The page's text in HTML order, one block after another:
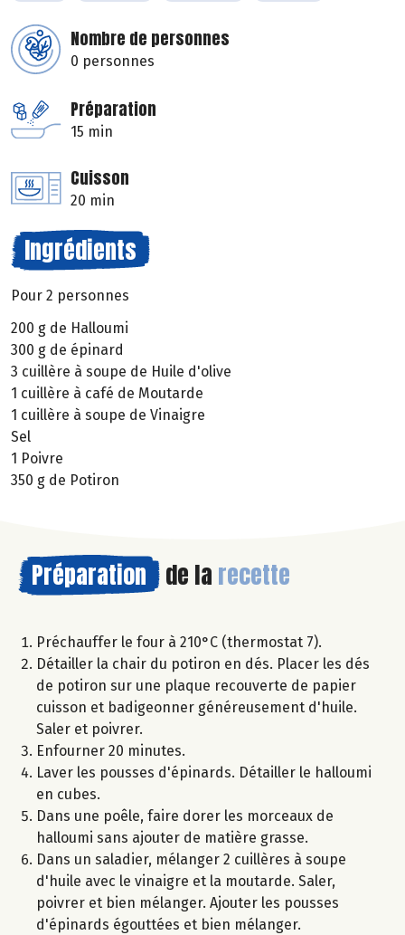
Nombre de personnes
0 personnes
Préparation
15 min
Cuisson
20 min
Ingrédients
Pour 2 personnes
200 g de Halloumi
300 g de épinard
3 cuillère à soupe de Huile d'olive
1 cuillère à café de Moutarde
1 cuillère à soupe de Vinaigre
Sel
1 Poivre
350 g de Potiron
Préparation de la recette
Préchauffer le four à 210°C (thermostat 7).
Détailler la chair du potiron en dés. Placer les dés
de potiron sur une plaque recouverte de papier
cuisson et badigeonner généreusement d'huile.
Saler et poivrer.
Enfourner 20 minutes.
Laver les pousses d'épinards. Détailler le halloumi
en cubes.
Dans une poêle, faire dorer les morceaux de
halloumi sans ajouter de matière grasse.
Dans un saladier, mélanger 2 cuillères à soupe
d'huile avec le vinaigre et la moutarde. Saler,
poivrer et bien mélanger. Ajouter les pousses
d'épinards égouttées et bien mélanger.